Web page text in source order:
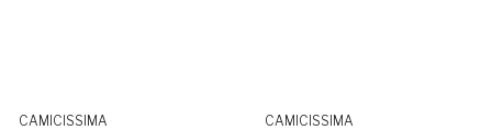
CAMICISSIMA
CAMICISSIMA